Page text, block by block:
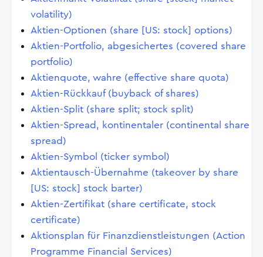
volatility)
Aktien-Optionen (share [US: stock] options)
Aktien-Portfolio, abgesichertes (covered share
portfolio)
Aktienquote, wahre (effective share quota)
Aktien-Rückkauf (buyback of shares)
Aktien-Split (share split; stock split)
Aktien-Spread, kontinentaler (continental share
spread)
Aktien-Symbol (ticker symbol)
Aktientausch-Übernahme (takeover by share
[US: stock] stock barter)
Aktien-Zertifikat (share certificate, stock
certificate)
Aktionsplan für Finanzdienstleistungen (Action
Programme Financial Services)